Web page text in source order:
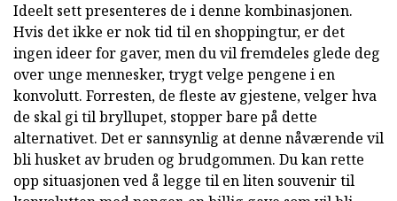
Ideelt sett presenteres de i denne kombinasjonen.
Hvis det ikke er nok tid til en shoppingtur, er det
ingen ideer for gaver, men du vil fremdeles glede deg
over unge mennesker, trygt velge pengene i en
konvolutt. Forresten, de fleste av gjestene, velger hva
de skal gi til bryllupet, stopper bare på dette
alternativet. Det er sannsynlig at denne nåværende vil
bli husket av bruden og brudgommen. Du kan rette
opp situasjonen ved å legge til en liten souvenir til